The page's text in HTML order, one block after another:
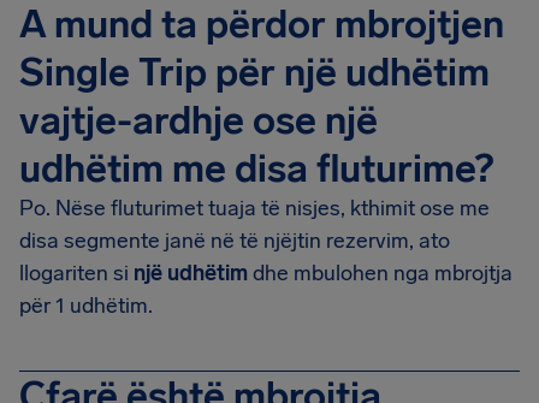
A mund ta përdor mbrojtjen
Single Trip për një udhëtim
vajtje-ardhje ose një
udhëtim me disa fluturime?
Po. Nëse fluturimet tuaja të nisjes, kthimit ose me
disa segmente janë në të njëjtin rezervim, ato
llogariten si një udhëtimdhe mbulohen nga mbrojtja
për 1 udhëtim.